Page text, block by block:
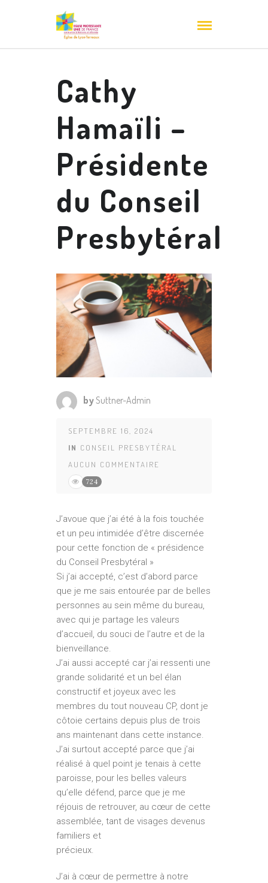
Cathy
Hamaïli –
Présidente
du Conseil
Presbytéral
bySuttner-Admin
SEPTEMBRE 16, 2024
IN CONSEIL PRESBYTÉRAL
AUCUN COMMENTAIRE
724
J’avoue que j’ai été à la fois touchée
et un peu intimidée d’être discernée
pour cette fonction de « présidence
du Conseil Presbytéral »
Si j’ai accepté, c’est d’abord parce
que je me sais entourée par de belles
personnes au sein même du bureau,
avec qui je partage les valeurs
d’accueil, du souci de l’autre et de la
bienveillance.
J’ai aussi accepté car j’ai ressenti une
grande solidarité et un bel élan
constructif et joyeux avec les
membres du tout nouveau CP, dont je
côtoie certains depuis plus de trois
ans maintenant dans cette instance.
J’ai surtout accepté parce que j’ai
réalisé à quel point je tenais à cette
paroisse, pour les belles valeurs
qu’elle défend, parce que je me
réjouis de retrouver, au cœur de cette
assemblée, tant de visages devenus
familiers et
précieux.
J’ai à cœur de permettre à notre